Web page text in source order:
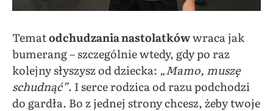
Tematodchudzania nastolatkówwraca jak
bumerang – szczególnie wtedy, gdy po raz
kolejny słyszysz od dziecka: „Mamo, muszę
schudnąć”. I serce rodzica od razu podchodzi
do gardła. Bo z jednej strony chcesz, żeby twoje